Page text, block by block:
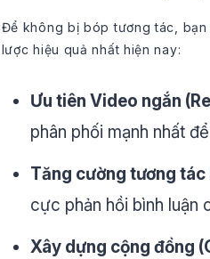
Để không bị bóp tương tác, bạn
lược hiệu quả nhất hiện nay:
Ưu tiên Video ngắn
phân phối mạnh nhất
Tăng cường tương tác
cực phản hồi bình luận
Xây dựng cộng đồng